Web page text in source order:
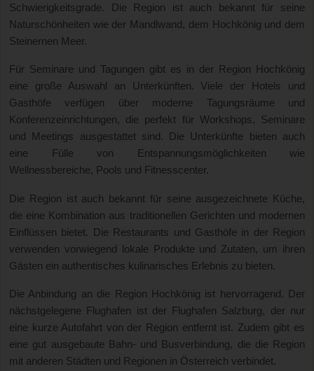
Schwierigkeitsgrade. Die Region ist auch bekannt für seine
Naturschönheiten wie der Mandlwand, dem Hochkönig und dem
Steinernen Meer.
Für Seminare und Tagungen gibt es in der Region Hochkönig
eine große Auswahl an Unterkünften. Viele der Hotels und
Gasthöfe verfügen über moderne Tagungsräume und
Konferenzeinrichtungen, die perfekt für Workshops, Seminare
und Meetings ausgestattet sind. Die Unterkünfte bieten auch
eine Fülle von Entspannungsmöglichkeiten wie
Wellnessbereiche, Pools und Fitnesscenter.
Die Region ist auch bekannt für seine ausgezeichnete Küche,
die eine Kombination aus traditionellen Gerichten und modernen
Einflüssen bietet. Die Restaurants und Gasthöfe in der Region
verwenden vorwiegend lokale Produkte und Zutaten, um ihren
Gästen ein authentisches kulinarisches Erlebnis zu bieten.
Die Anbindung an die Region Hochkönig ist hervorragend. Der
nächstgelegene Flughafen ist der Flughafen Salzburg, der nur
eine kurze Autofahrt von der Region entfernt ist. Zudem gibt es
eine gut ausgebaute Bahn- und Busverbindung, die die Region
mit anderen Städten und Regionen in Österreich verbindet.